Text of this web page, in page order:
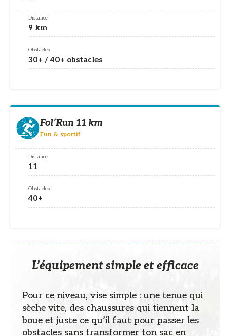
Distance
9 km
Obstacles
30+ / 40+ obstacles
Fol’Run 11 km
Fun & sportif
Distance
11
Obstacles
40+
L’équipement simple et efficace
Pour ce niveau, vise simple : une tenue qui
sèche vite, des chaussures qui tiennent la
boue et juste ce qu’il faut pour passer les
obstacles sans transformer ton sac en